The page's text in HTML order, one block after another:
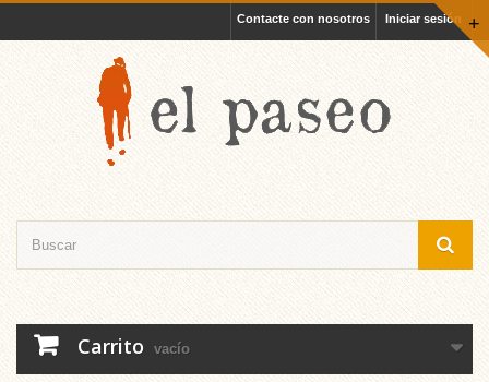
+
Iniciar sesión
Contacte con nosotros
Carrito vacío